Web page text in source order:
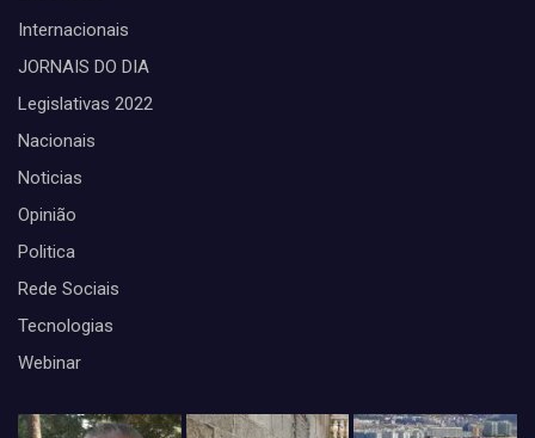
Internacionais
JORNAIS DO DIA
Legislativas 2022
Nacionais
Noticias
Opinião
Politica
Rede Sociais
Tecnologias
Webinar